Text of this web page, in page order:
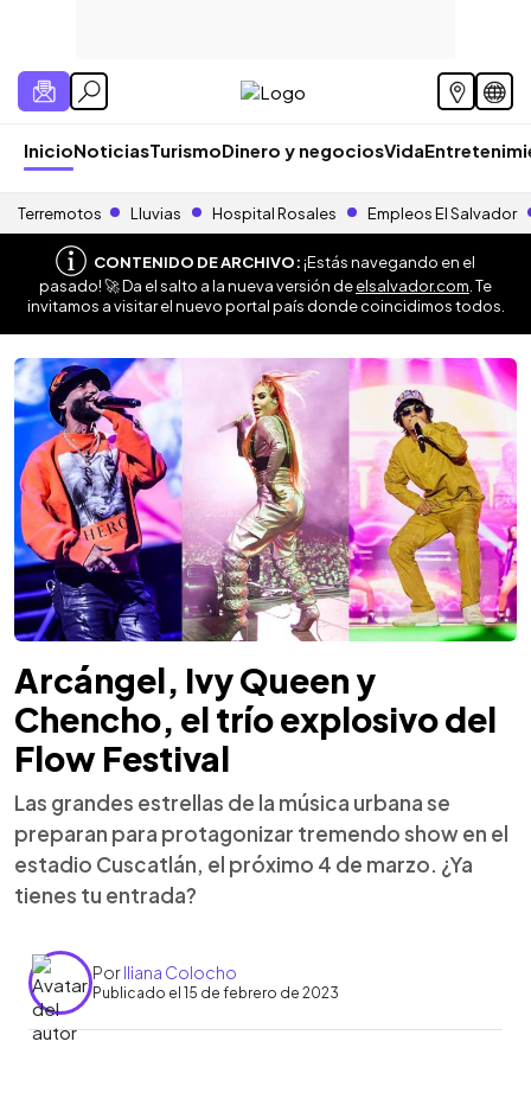
InicioNoticiasTurismoDinero y negociosVida
Terremotos Lluvias Hospital Rosales Empleos El Salvador
CONTENIDO DE ARCHIVO:¡Estás navegando en el
pasado! 🚀 Da el salto a la nueva versión deelsalvador.com . Te
invitamos a visitar el nuevo portal país donde coincidimos todos.
Arcángel, Ivy Queen y
Chencho, el trío explosivo del
Flow Festival
Las grandes estrellas de la música urbana se
preparan para protagonizar tremendo show en el
estadio Cuscatlán, el próximo 4 de marzo. ¿Ya
tienes tu entrada?
PorIliana Colocho
Publicado el 15 de febrero de 2023